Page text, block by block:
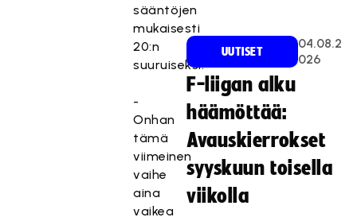
sääntöjen
mukaisesti
20:n
suuruiseksi.
-
Onhan
tämä
viimeinen
vaihe
aina
vaikea
UUTISET
04.08.2
026
F-liigan alku
häämöttää:
Avauskierrokset
syyskuun toisella
viikolla